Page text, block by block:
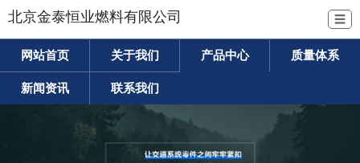
北京金泰恒业燃料有限公司 ☰
网站首页 关于我们 产品中心 质量体系
新闻资讯 联系我们